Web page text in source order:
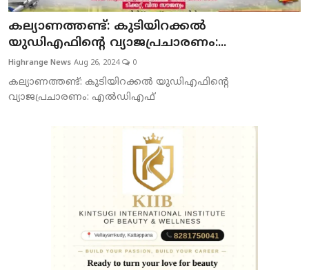
കല്യാണത്തണ്ട്: കുടിയിറക്കല്‍
യുഡിഎഫിന്റെ വ്യാജപ്രചാരണം:...
Highrange News Aug 26, 2024 0
കല്യാണത്തണ്ട്: കുടിയിറക്കല്‍ യുഡിഎഫിന്റെ
വ്യാജപ്രചാരണം: എല്‍ഡിഎഫ്